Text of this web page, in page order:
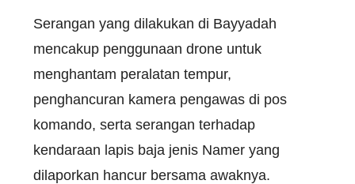
Serangan yang dilakukan di Bayyadah
mencakup penggunaan drone untuk
menghantam peralatan tempur,
penghancuran kamera pengawas di pos
komando, serta serangan terhadap
kendaraan lapis baja jenis Namer yang
dilaporkan hancur bersama awaknya.